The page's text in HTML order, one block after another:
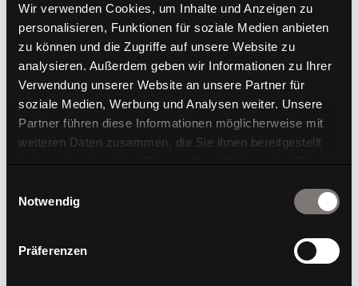
Wir verwenden Cookies, um Inhalte und Anzeigen zu
personalisieren, Funktionen für soziale Medien anbieten
zu können und die Zugriffe auf unsere Website zu
analysieren. Außerdem geben wir Informationen zu Ihrer
Verwendung unserer Website an unsere Partner für
soziale Medien, Werbung und Analysen weiter. Unsere
Partner führen diese Informationen möglicherweise mit
weiteren Daten zusammen, die Sie ihnen bereitgestellt
haben oder die sie im Rahmen Ihrer Nutzung der Dienste
Notwendig
Präferenzen